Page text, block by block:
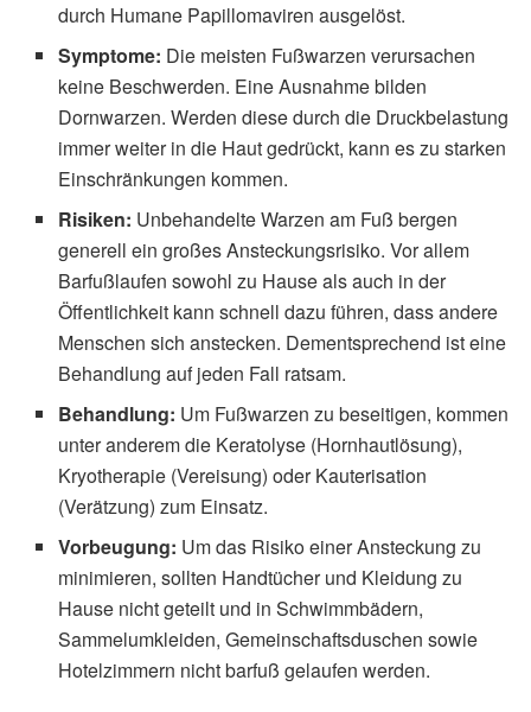
durch Humane Papillomaviren ausgelöst.
Symptome: Die meisten Fußwarzen verursachen
keine Beschwerden. Eine Ausnahme bilden
Dornwarzen. Werden diese durch die Druckbelastung
immer weiter in die Haut gedrückt, kann es zu starken
Einschränkungen kommen.
Risiken: Unbehandelte Warzen am Fuß bergen
generell ein großes Ansteckungsrisiko. Vor allem
Barfußlaufen sowohl zu Hause als auch in der
Öffentlichkeit kann schnell dazu führen, dass andere
Menschen sich anstecken. Dementsprechend ist eine
Behandlung auf jeden Fall ratsam.
Behandlung: Um Fußwarzen zu beseitigen, kommen
unter anderem die Keratolyse (Hornhautlösung),
Kryotherapie (Vereisung) oder Kauterisation
(Verätzung) zum Einsatz.
Vorbeugung: Um das Risiko einer Ansteckung zu
minimieren, sollten Handtücher und Kleidung zu
Hause nicht geteilt und in Schwimmbädern,
Sammelumkleiden, Gemeinschaftsduschen sowie
Hotelzimmern nicht barfuß gelaufen werden.